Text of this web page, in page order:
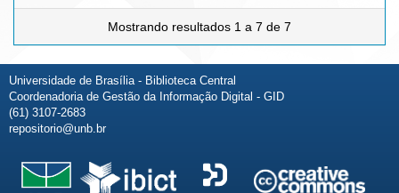
Mostrando resultados 1 a 7 de 7
Universidade de Brasília - Biblioteca Central
Coordenadoria de Gestão da Informação Digital - GID
(61) 3107-2683
repositorio@unb.br